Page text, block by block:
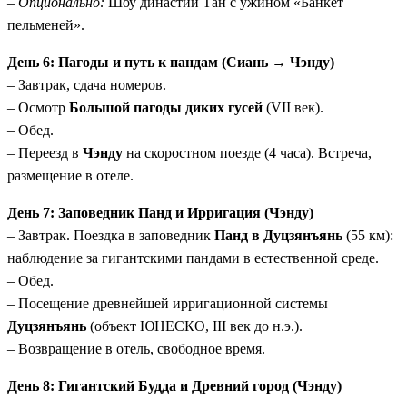
пельменей».
День 6: Пагоды и путь к пандам (Сиань → Чэнду)
– Завтрак, сдача номеров.
– Осмотр Большой пагоды диких гусей (VII век).
– Обед.
– Переезд в Чэнду на скоростном поезде (4 часа). Встреча,
размещение в отеле.
День 7: Заповедник Панд и Ирригация (Чэнду)
– Завтрак. Поездка в заповедник Панд в Дуцзянъянь (55 км):
наблюдение за гигантскими пандами в естественной среде.
– Обед.
– Посещение древнейшей ирригационной системы
Дуцзянъянь (объект ЮНЕСКО, III век до н.э.).
– Возвращение в отель, свободное время.
День 8: Гигантский Будда и Древний город (Чэнду)